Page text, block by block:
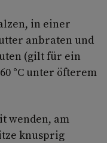
in einer
anbraten und
(gilt für ein
°C unter öfterem
wenden, am
knusprig